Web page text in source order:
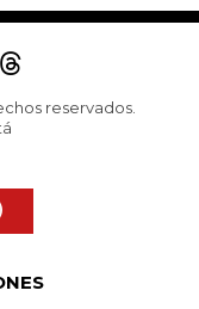
reservados.